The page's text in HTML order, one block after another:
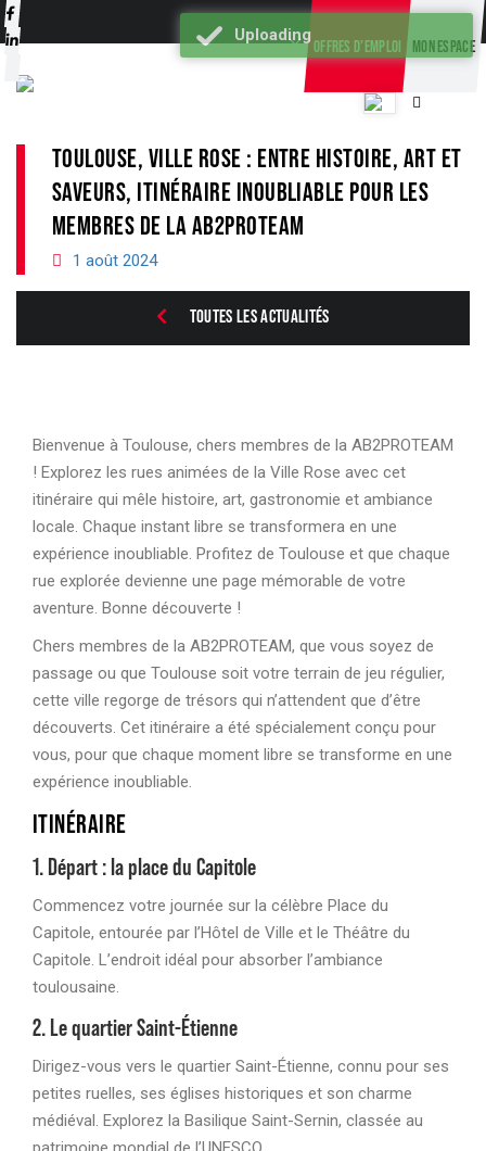
OFFRES D’EMPLOI MON ESPACE
TOULOUSE, VILLE ROSE : ENTRE HISTOIRE, ART ET
SAVEURS, ITINÉRAIRE INOUBLIABLE POUR LES
MEMBRES DE LA AB2PROTEAM
1 août 2024
TOUTES LES ACTUALITÉS
Bienvenue à Toulouse, chers membres de la AB2PROTEAM
! Explorez les rues animées de la Ville Rose avec cet
itinéraire qui mêle histoire, art, gastronomie et ambiance
locale. Chaque instant libre se transformera en une
expérience inoubliable. Profitez de Toulouse et que chaque
rue explorée devienne une page mémorable de votre
aventure. Bonne découverte !
Chers membres de la AB2PROTEAM, que vous soyez de
passage ou que Toulouse soit votre terrain de jeu régulier,
cette ville regorge de trésors qui n’attendent que d’être
découverts. Cet itinéraire a été spécialement conçu pour
vous, pour que chaque moment libre se transforme en une
expérience inoubliable.
ITINÉRAIRE
1. Départ : la place du Capitole
Commencez votre journée sur la célèbre Place du
Capitole, entourée par l’Hôtel de Ville et le Théâtre du
Capitole. L’endroit idéal pour absorber l’ambiance
toulousaine.
2. Le quartier Saint-Étienne
Dirigez-vous vers le quartier Saint-Étienne, connu pour ses
petites ruelles, ses églises historiques et son charme
médiéval. Explorez la Basilique Saint-Sernin, classée au
Uploading